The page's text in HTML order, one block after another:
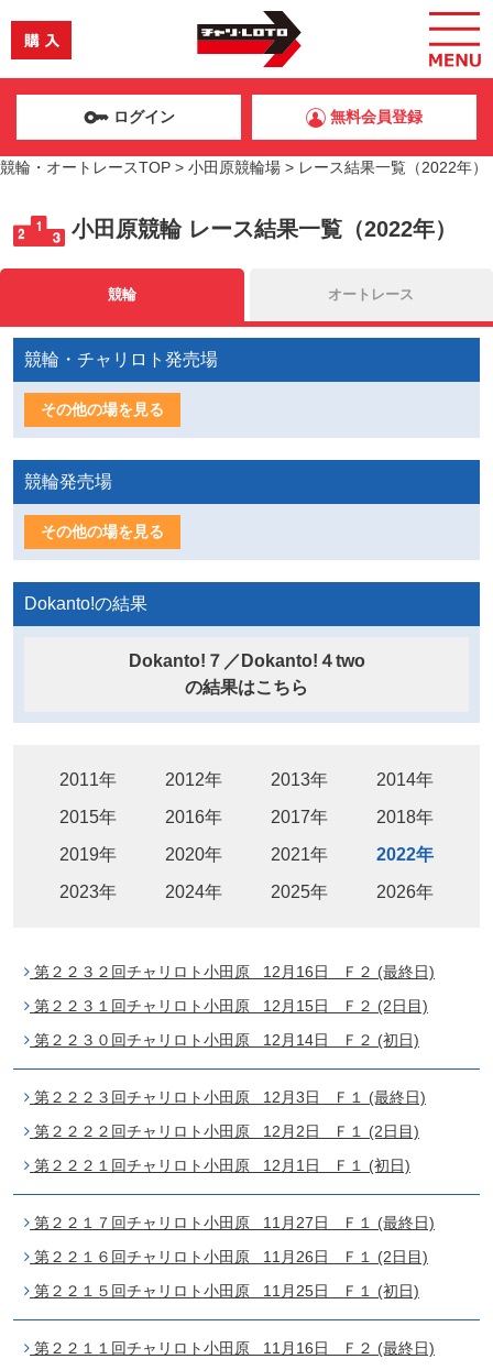
ログイン 無料会員登録
競輪・オートレースTOP > 小田原競輪場 > レース結果一覧（2022年）
小田原競輪 レース結果一覧（2022年）
競輪 オートレース
競輪・チャリロト発売場
その他の場を見る
競輪発売場
その他の場を見る
Dokanto!の結果
Dokanto!７／Dokanto!４two
の結果はこちら
2011年 2012年 2013年
2014年
2015年
2016年 2017年
2018年
2019年
2020年 2021年
2022年
2023年
2024年 2025年 2026年
第２２３２回チャリロト小田原 12月16日 Ｆ２ (最終日)
第２２３１回チャリロト小田原 12月15日 Ｆ２ (2日目)
第２２３０回チャリロト小田原 12月14日 Ｆ２ (初日)
第２２２３回チャリロト小田原 12月3日 Ｆ１ (最終日)
第２２２２回チャリロト小田原 12月2日 Ｆ１ (2日目)
第２２２１回チャリロト小田原 12月1日 Ｆ１ (初日)
第２２１７回チャリロト小田原 11月27日 Ｆ１ (最終日)
第２２１６回チャリロト小田原 11月26日 Ｆ１ (2日目)
第２２１５回チャリロト小田原 11月25日 Ｆ１ (初日)
第２２１１回チャリロト小田原 11月16日 Ｆ２ (最終日)